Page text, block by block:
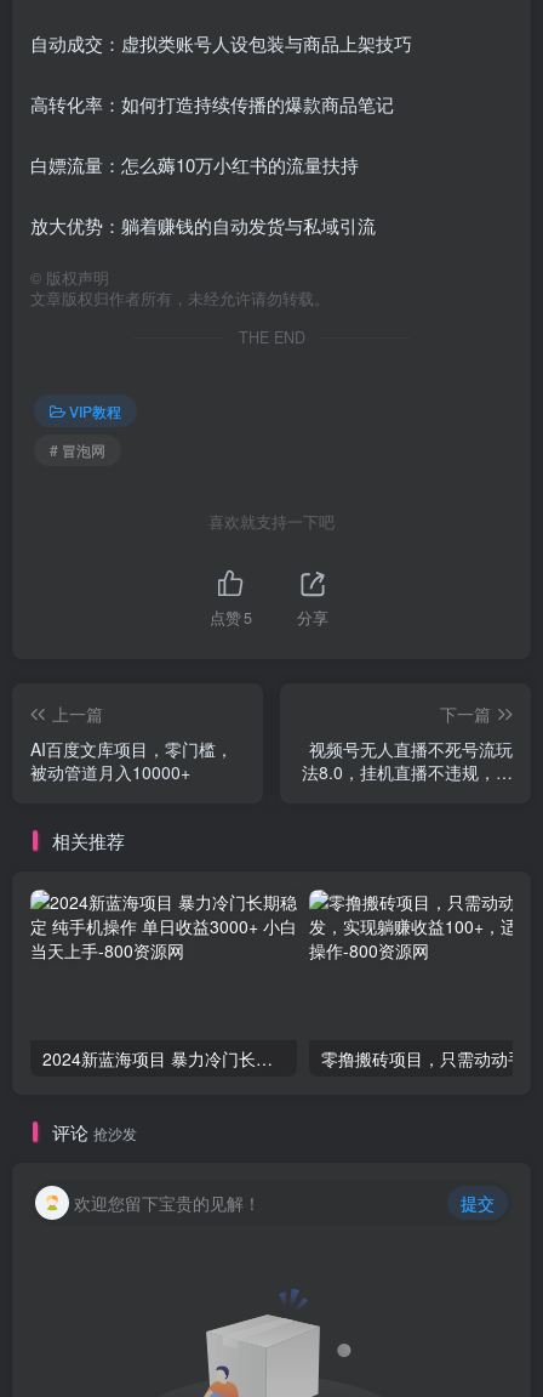
自动成交：虚拟类账号人设包装与商品上架技巧
高转化率：如何打造持续传播的爆款商品笔记
白嫖流量：怎么薅10万小红书的流量扶持
放大优势：躺着赚钱的自动发货与私域引流
© 版权声明
文章版权归作者所有，未经允许请勿转载。
THE END
VIP教程
# 冒泡网
喜欢就支持一下吧
点赞5 分享
上一篇
AI百度文库项目，零门槛，
被动管道月入10000+
下一篇
视频号无人直播不死号流玩
法8.0，挂机直播不违规，单
相关推荐
2024新蓝海项目 暴力冷门长期稳定 纯手机操作 单日收益3000+ 小白当天上手
评论 抢沙发
欢迎您留下宝贵的见解！ 提交